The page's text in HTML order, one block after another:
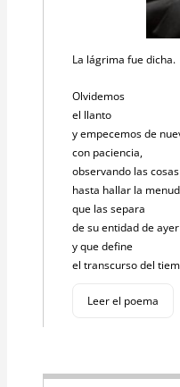
La lágrima fue dicha.
Olvidemos
el llanto
y empecemos de
con paciencia,
observando las cosas
hasta hallar la
que las separa
de su entidad de ayer
y que define
el transcurso del
Leer el poema